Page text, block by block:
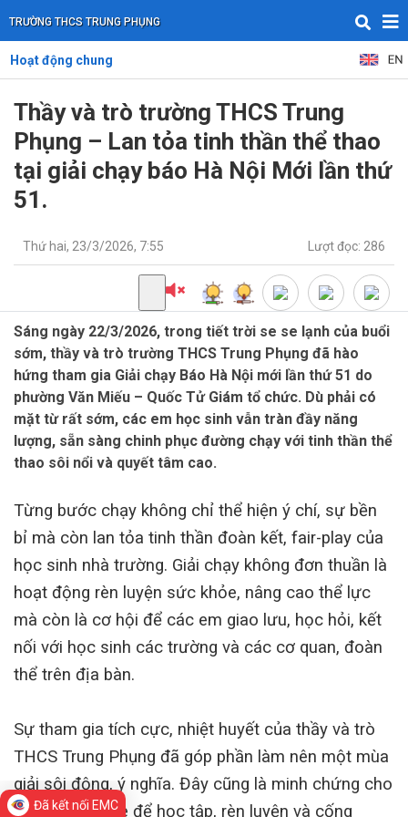
TRƯỜNG THCS TRUNG PHỤNG
Hoạt động chung
Thầy và trò trường THCS Trung
Phụng – Lan tỏa tinh thần thể thao
tại giải chạy báo Hà Nội Mới lần thứ
51.
Thứ hai, 23/3/2026, 7:55 Lượt đọc: 286
Sáng ngày 22/3/2026, trong tiết trời se se lạnh của buổi
sớm, thầy và trò trường THCS Trung Phụng đã hào
hứng tham gia Giải chạy Báo Hà Nội mới lần thứ 51 do
phường Văn Miếu – Quốc Tử Giám tổ chức. Dù phải có
mặt từ rất sớm, các em học sinh vẫn tràn đầy năng
lượng, sẵn sàng chinh phục đường chạy với tinh thần thể
thao sôi nổi và quyết tâm cao.
Từng bước chạy không chỉ thể hiện ý chí, sự bền
bỉ mà còn lan tỏa tinh thần đoàn kết, fair-play của
học sinh nhà trường. Giải chạy không đơn thuần là
hoạt động rèn luyện sức khỏe, nâng cao thể lực
mà còn là cơ hội để các em giao lưu, học hỏi, kết
nối với học sinh các trường và các cơ quan, đoàn
thể trên địa bàn.
Sự tham gia tích cực, nhiệt huyết của thầy và trò
THCS Trung Phụng đã góp phần làm nên một mùa
giải sôi động, ý nghĩa. Đây cũng là minh chứng cho
tinh thần “Khỏe để học tập, rèn luyện và cống
Đã kết nối EMC